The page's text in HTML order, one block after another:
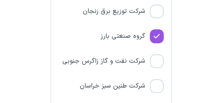
شرکت توزیع برق زنجان
گروه صنعتی بارز
شرکت نفت و گاز زاگرس جنوبی
شرکت طنین سبز خراسان